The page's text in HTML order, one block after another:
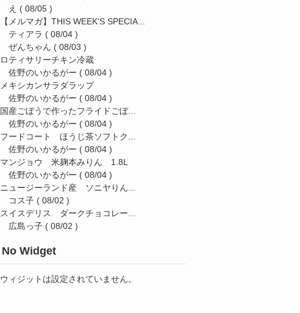
え ( 08/05 )
【メルマガ】THIS WEEK'S SPECIA...
ティアラ ( 08/04 )
ぜんちゃん ( 08/03 )
ロティサリーチキン冷蔵
佐野のいかるがー ( 08/04 )
メキシカンサラダラップ
佐野のいかるがー ( 08/04 )
国産ごぼうで作ったフライドごぼ...
佐野のいかるがー ( 08/04 )
フードコート ほうじ茶ソフトク...
佐野のいかるがー ( 08/04 )
マンジョウ 米麹本みりん 1.8L
佐野のいかるがー ( 08/04 )
ニュージーランド産 ソニヤりん...
コス子 ( 08/02 )
スイスデリス ダークチョコレー...
広島っ子 ( 08/02 )
No Widget
ウィジットは設定されていません。